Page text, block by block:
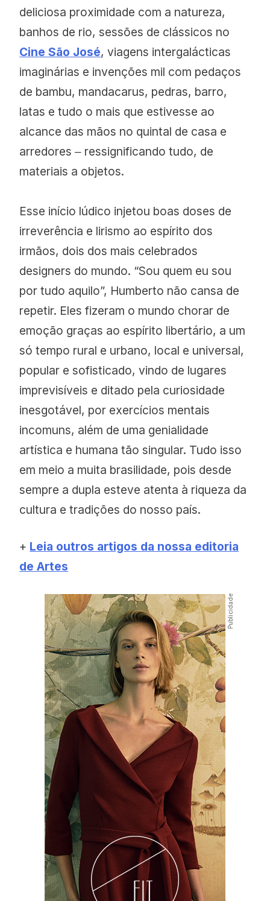
deliciosa proximidade com a natureza,
banhos de rio, sessões de clássicos no
Cine São José, viagens intergalácticas
imaginárias e invenções mil com pedaços
de bambu, mandacarus, pedras, barro,
latas e tudo o mais que estivesse ao
alcance das mãos no quintal de casa e
arredores ‒ ressignificando tudo, de
materiais a objetos.
Esse início lúdico injetou boas doses de
irreverência e lirismo ao espírito dos
irmãos, dois dos mais celebrados
designers do mundo. “Sou quem eu sou
por tudo aquilo”, Humberto não cansa de
repetir. Eles fizeram o mundo chorar de
emoção graças ao espírito libertário, a um
só tempo rural e urbano, local e universal,
popular e sofisticado, vindo de lugares
imprevisíveis e ditado pela curiosidade
inesgotável, por exercícios mentais
incomuns, além de uma genialidade
artística e humana tão singular. Tudo isso
em meio a muita brasilidade, pois desde
sempre a dupla esteve atenta à riqueza da
cultura e tradições do nosso país.
+ Leia outros artigos da nossa editoria
de Artes